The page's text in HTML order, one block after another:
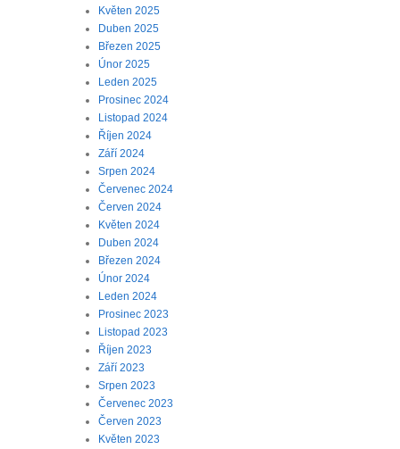
Květen 2025
Duben 2025
Březen 2025
Únor 2025
Leden 2025
Prosinec 2024
Listopad 2024
Říjen 2024
Září 2024
Srpen 2024
Červenec 2024
Červen 2024
Květen 2024
Duben 2024
Březen 2024
Únor 2024
Leden 2024
Prosinec 2023
Listopad 2023
Říjen 2023
Září 2023
Srpen 2023
Červenec 2023
Červen 2023
Květen 2023